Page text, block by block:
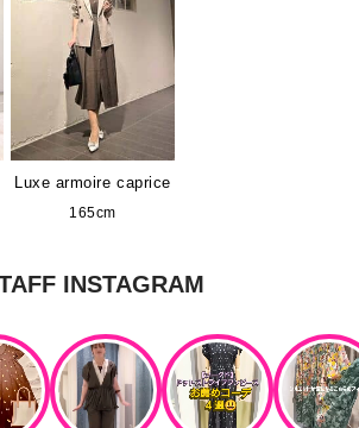
Luxe armoire caprice
165cm